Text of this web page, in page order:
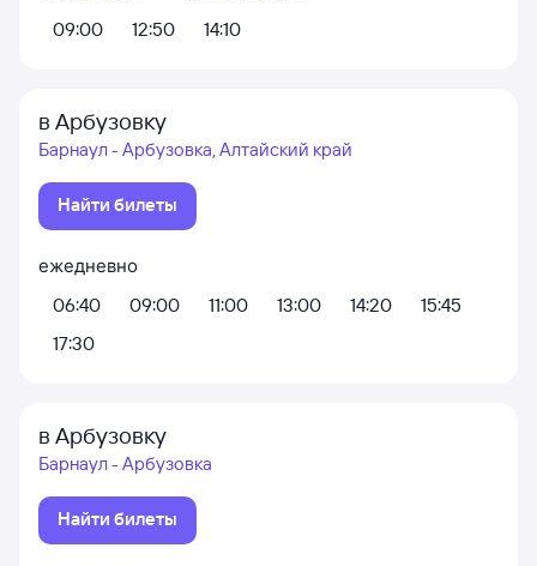
09:00
12:50
14:10
в Арбузовку
Барнаул - Арбузовка, Алтайский край
Найти билеты
ежедневно
06:40
09:00 11:00 13:00 14:20
15:45
17:30
в Арбузовку
Барнаул - Арбузовка
Найти билеты